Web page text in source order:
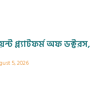
প্ল্যাটফর্ম অফ ডক্টরস,
5, 2026